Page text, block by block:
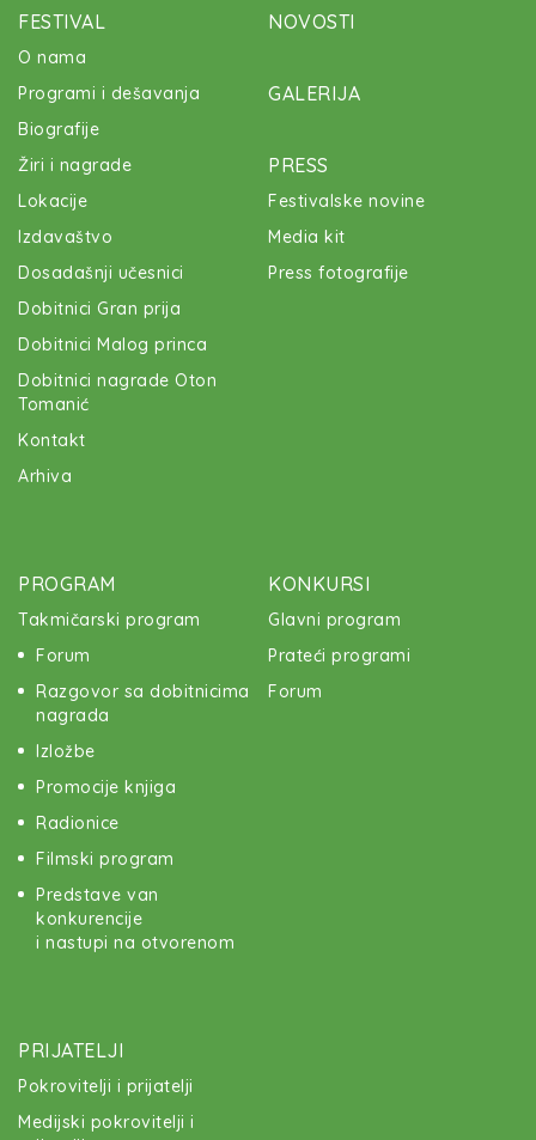
FESTIVAL
O nama
Programi i dešavanja
Biografije
Žiri i nagrade
Lokacije
Izdavaštvo
Dosadašnji učesnici
Dobitnici Gran prija
Dobitnici Malog princa
Dobitnici nagrade Oton
Tomanić
Kontakt
Arhiva
NOVOSTI
PROGRAM
Takmičarski program
Forum
Razgovor sa dobitnicima
nagrada
Izložbe
Promocije knjiga
Radionice
Filmski program
Predstave van
konkurencije
i nastupi na otvorenom
KONKURSI
Glavni program
Prateći programi
Forum
GALERIJA
PRIJATELJI
Pokrovitelji i prijatelji
Medijski pokrovitelji i
PRESS
Festivalske novine
Media kit
Press fotografije